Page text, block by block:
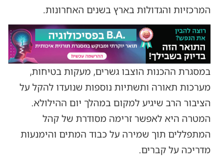
המרכזיות והגדולות בארץ בשנים האחרונות.
במסגרת ההכנות הוצבו גשרים, מעקות בטיחות,
מערכות תאורה ותשתיות נוספות שנועדו להקל על
הציבור הרב שיגיע למקום במהלך יום ההילולא.
המטרה היא לאפשר זרימה מסודרת של קהל
המתפללים תוך שמירה על כבוד המתים והימנעות
מדריכה על קברים.